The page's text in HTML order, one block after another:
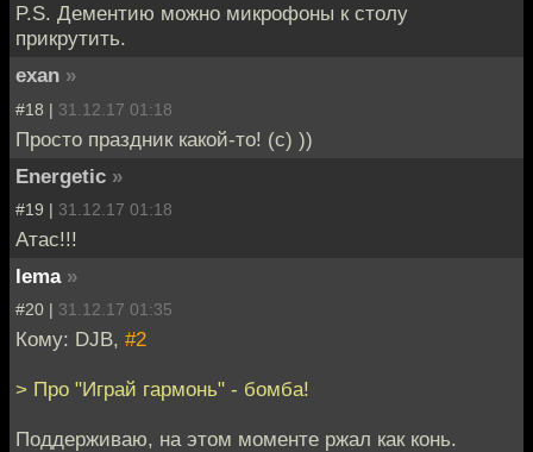
P.S. Дементию можно микрофоны к столу
прикрутить.
exan »
#18 | 31.12.17 01:18
Просто праздник какой-то! (с) ))
Energetic »
#19 | 31.12.17 01:18
Атас!!!
lema »
#20 | 31.12.17 01:35
Кому: DJB, #2
> Про "Играй гармонь" - бомба!
Поддерживаю, на этом моменте ржал как конь.